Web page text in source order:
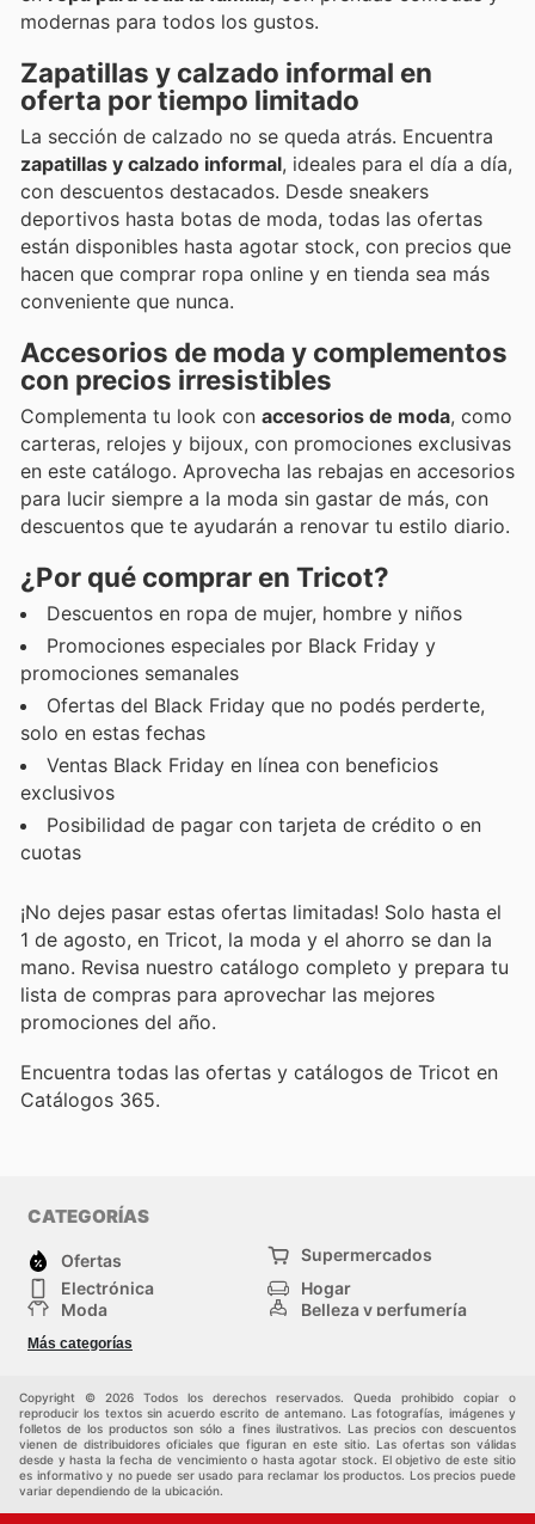
modernas para todos los gustos.
Zapatillas y calzado informal en
oferta por tiempo limitado
La sección de calzado no se queda atrás. Encuentra
zapatillas y calzado informal, ideales para el día a día,
con descuentos destacados. Desde sneakers
deportivos hasta botas de moda, todas las ofertas
están disponibles hasta agotar stock, con precios que
hacen que comprar ropa online y en tienda sea más
conveniente que nunca.
Accesorios de moda y complementos
con precios irresistibles
Complementa tu look con accesorios de moda, como
carteras, relojes y bijoux, con promociones exclusivas
en este catálogo. Aprovecha las rebajas en accesorios
para lucir siempre a la moda sin gastar de más, con
descuentos que te ayudarán a renovar tu estilo diario.
¿Por qué comprar en Tricot?
Descuentos en ropa de mujer, hombre y niños
Promociones especiales por Black Friday y
promociones semanales
Ofertas del Black Friday que no podés perderte,
solo en estas fechas
Ventas Black Friday en línea con beneficios
exclusivos
Posibilidad de pagar con tarjeta de crédito o en
cuotas
¡No dejes pasar estas ofertas limitadas! Solo hasta el
1 de agosto, en Tricot, la moda y el ahorro se dan la
mano. Revisa nuestro catálogo completo y prepara tu
lista de compras para aprovechar las mejores
promociones del año.
Encuentra todas las ofertas y catálogos de Tricot en
Catálogos 365.
CATEGORÍAS
Ofertas
Supermercados
Electrónica
Hogar
Moda
Belleza y perfumería
Deporte
Más categorías
Copyright © 2026 Todos los derechos reservados. Queda prohibido copiar o
reproducir los textos sin acuerdo escrito de antemano. Las fotografías, imágenes y
folletos de los productos son sólo a fines ilustrativos. Las precios con descuentos
vienen de distribuidores oficiales que figuran en este sitio. Las ofertas son válidas
desde y hasta la fecha de vencimiento o hasta agotar stock. El objetivo de este sitio
es informativo y no puede ser usado para reclamar los productos. Los precios puede
variar dependiendo de la ubicación.